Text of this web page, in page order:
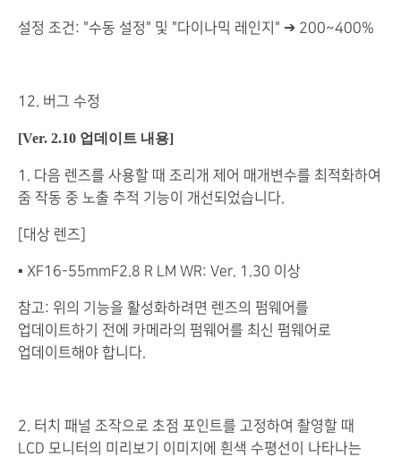
설정 조건: "수동 설정" 및 "다이나믹 레인지" ➔ 200~400%
12. 버그 수정
[Ver. 2.10 업데이트 내용]
1. 다음 렌즈를 사용할 때 조리개 제어 매개변수를 최적화하여
줌 작동 중 노출 추적 기능이 개선되었습니다.
[대상 렌즈]
▪ XF16-55mmF2.8 R LM WR: Ver. 1.30 이상
참고: 위의 기능을 활성화하려면 렌즈의 펌웨어를
업데이트하기 전에 카메라의 펌웨어를 최신 펌웨어로
업데이트해야 합니다.
2. 터치 패널 조작으로 초점 포인트를 고정하여 촬영할 때
LCD 모니터의 미리보기 이미지에 흰색 수평선이 나타나는